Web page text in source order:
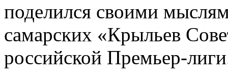
поделился своими
самарских «Крыльев
российской Премьер-